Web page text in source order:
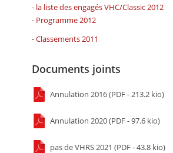
- la liste des engagés VHC/Classic 2012
- Programme 2012
-Classements 2011
Documents joints
Annulation 2016 (PDF - 213.2 kio)
Annulation 2020 (PDF - 97.6 kio)
pas de VHRS 2021 (PDF - 43.8 kio)